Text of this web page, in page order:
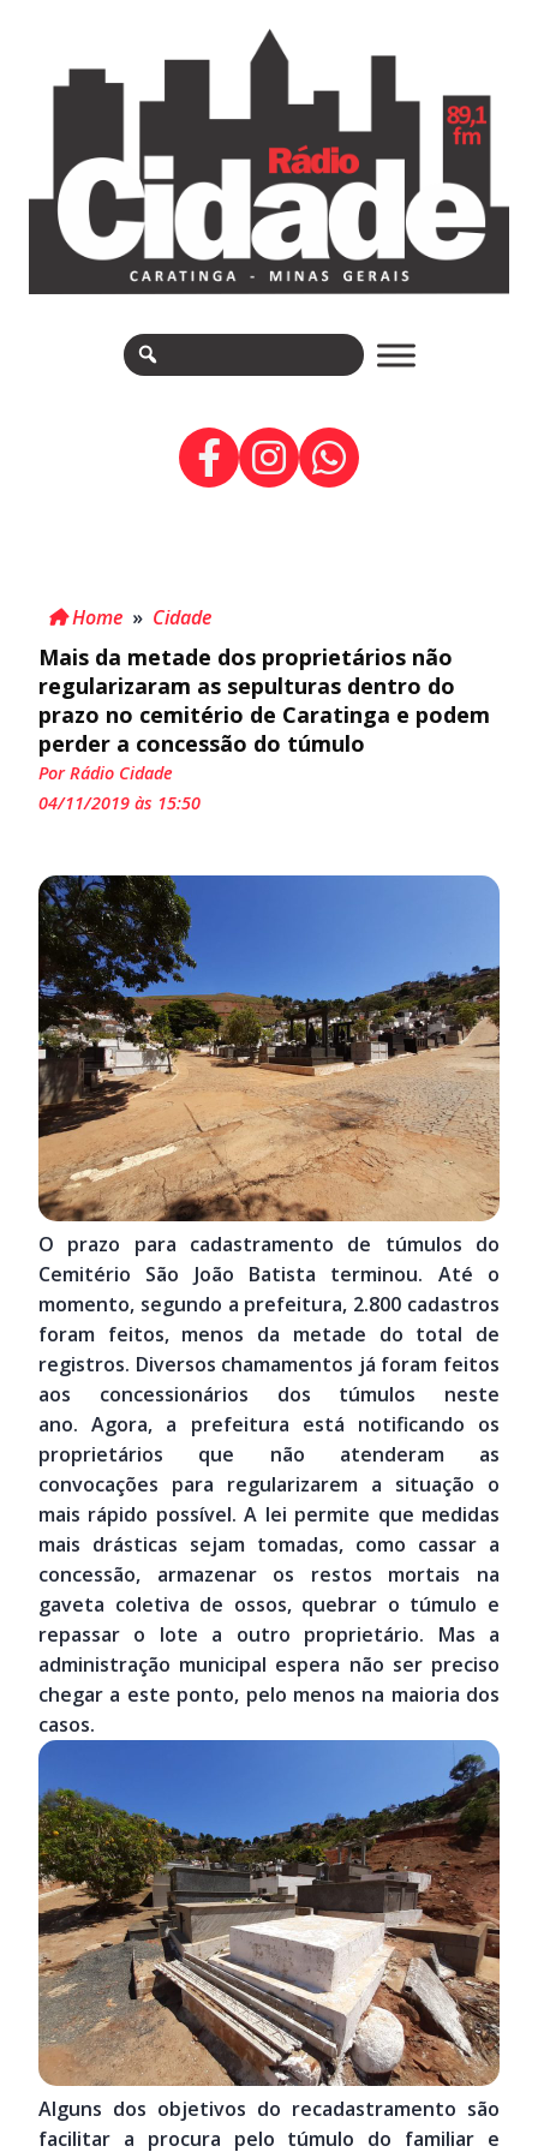
Home » Cidade
Mais da metade dos proprietários não
regularizaram as sepulturas dentro do
prazo no cemitério de Caratinga e podem
perder a concessão do túmulo
Por Rádio Cidade
04/11/2019 às 15:50
O prazo para cadastramento de túmulos do
Cemitério São João Batista terminou. Até o
momento, segundo a prefeitura, 2.800 cadastros
foram feitos, menos da metade do total de
registros. Diversos chamamentos já foram feitos
aos concessionários dos túmulos neste
ano. Agora, a prefeitura está notificando os
proprietários que não atenderam as
convocações para regularizarem a situação o
mais rápido possível. A lei permite que medidas
mais drásticas sejam tomadas, como cassar a
concessão, armazenar os restos mortais na
gaveta coletiva de ossos, quebrar o túmulo e
repassar o lote a outro proprietário. Mas a
administração municipal espera não ser preciso
chegar a este ponto, pelo menos na maioria dos
casos.
Alguns dos objetivos do recadastramento são
facilitar a procura pelo túmulo do familiar e